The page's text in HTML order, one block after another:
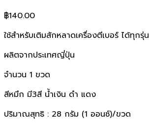
฿140.00
ใช้สำหรับเติมสักหลาดเครื่องตีเบอร์ ได้ทุกรุ่น
ผลิตจากประเทศญี่ปุ่น
จำนวน 1 ขวด
สีหมึก มี3สี น้ำเงิน ดำ แดง
ปริมาณสุทธิ : 28 กรัม (1 ออนซ์)/ขวด